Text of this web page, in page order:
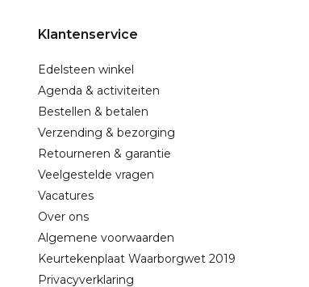
Klantenservice
Edelsteen winkel
Agenda & activiteiten
Bestellen & betalen
Verzending & bezorging
Retourneren & garantie
Veelgestelde vragen
Vacatures
Over ons
Algemene voorwaarden
Keurtekenplaat Waarborgwet 2019
Privacyverklaring